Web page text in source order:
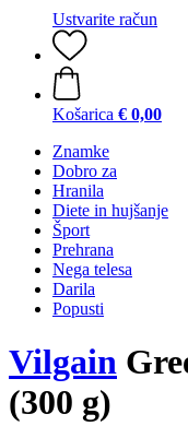
Ustvarite račun
Košarica € 0,00
Znamke
Dobro za
Hranila
Diete in hujšanje
Šport
Prehrana
Nega telesa
Darila
Popusti
Vilgain
(300 g)